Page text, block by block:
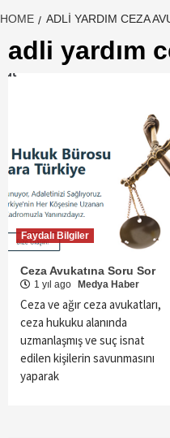
HOME ADLI YARDIM CEZA
adli yardım
Faydalı Bilgiler
Ceza Avukatına Soru Sor
1 yıl ago Medya Haber
Ceza ve ağır ceza avukatları,
ceza hukuku alanında
uzmanlaşmış ve suç isnat
edilen kişilerin savunmasını
yaparak